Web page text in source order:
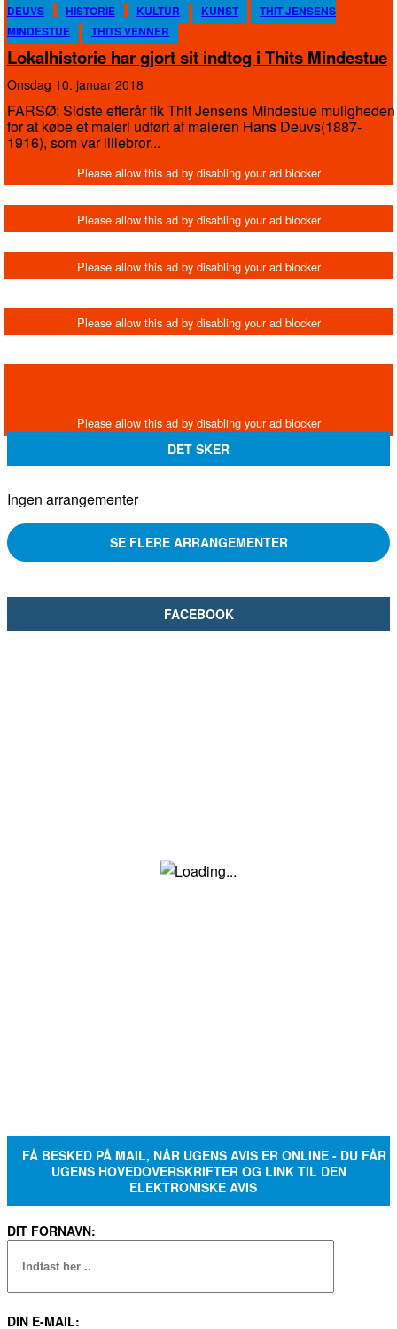
DEUVS
HISTORIE KULTUR KUNST
THIT JENSENS
MINDESTUE
THITS VENNER
Lokalhistorie har gjort sit indtog i Thits Mindestue
onsdag 10. januar 2018
FARSØ: Sidste efterår fik Thit Jensens Mindestue muligheden
for at købe et maleri udført af maleren Hans Deuvs(1887-
1916), som var lillebror...
DET SKER
Ingen arrangementer
SE FLERE ARRANGEMENTER
FACEBOOK
FÅ BESKED PÅ MAIL, NÅR UGENS AVIS ER ONLINE - DU FÅR
UGENS HOVEDOVERSKRIFTER OG LINK TIL DEN
ELEKTRONISKE AVIS
DIT FORNAVN:
DIN E-MAIL: